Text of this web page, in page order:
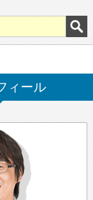
ィール